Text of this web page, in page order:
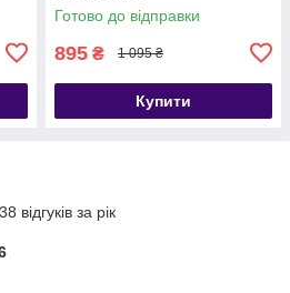
Готово до відправки
895 ₴ 1 095 ₴
Купити
відгуків за рік